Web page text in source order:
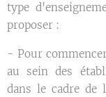
type
proposer :
- Pour
au sein des
dans le cadre de